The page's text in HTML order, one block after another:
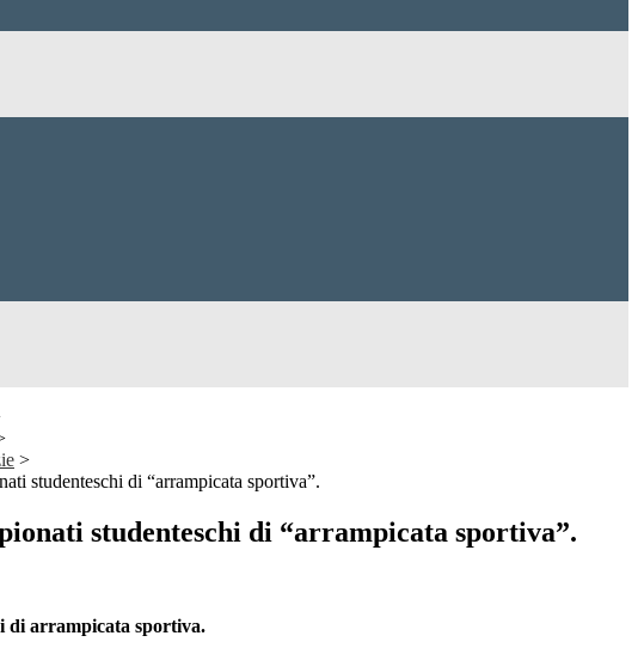
>
studenteschi di “arrampicata sportiva”.
studenteschi di “arrampicata sportiva”.
di arrampicata sportiva.